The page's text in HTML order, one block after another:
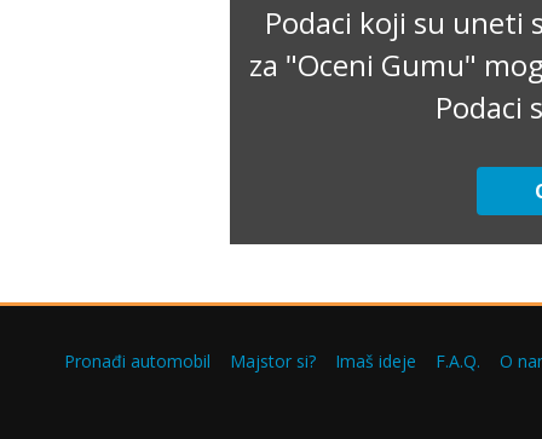
Podaci koji su uneti
za "Oceni Gumu"
Podaci
Pronađi automobil Majstor si? Imaš ideje F.A.Q. O